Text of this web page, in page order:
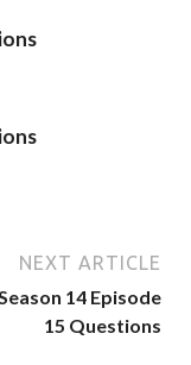
NEXT ARTICLE
14 Episode
15 Questions